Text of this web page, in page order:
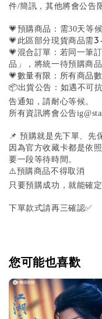
件/簡訊，其他將會公告
💗預購商品：需30天等
💗此區部分現貨商品需
💗混合訂單：若同一筆
品」，將統一待預購商
💗數量有限：所有商品數
📦出貨公告：如遇不可
告通知，請耐心等候。
所有資訊將會公告
📌 預購就是先下單、先
因為官方收藏卡都是依
要一段等待時間。
⚠️預購商品不得取消
只要預購成功，就能確
下單款式請再三確認✅
您可能也喜歡